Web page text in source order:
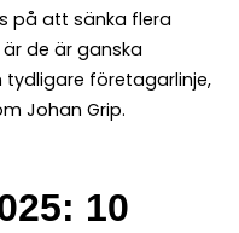
på att sänka flera
de är ganska
tydligare företagarlinje,
Johan Grip.
10